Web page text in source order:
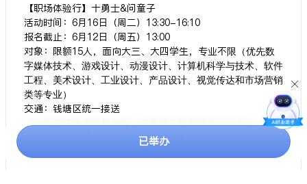
【职场体验行】十勇士&问童子
活动时间：6月16日（周二）13:30-16:10
报名截止：6月12日（周五）13:00
对象：限额15人， 面向大三、大四学生，专业不 限（优先数
字媒体技术、游戏设计、动漫设计、计算机科学与技术、软件
工程、美术设计、工业设计、产品设计、视觉传达和市场营销
类等专业）
交通：钱塘区统一接送
本次活动将免费定制衣服，有意报名同学请于6月12日（周
填写群在线表格
已举办